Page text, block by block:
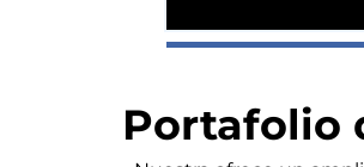
Portafolio